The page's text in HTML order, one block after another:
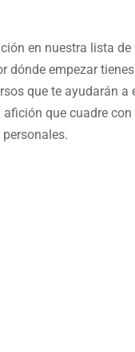
en nuestra lista de
dónde empezar
que te ayudarán a
afición que cuadre